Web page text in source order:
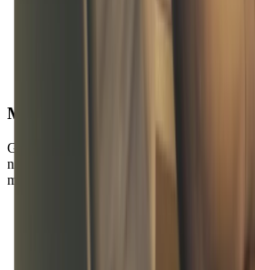
Mobilität
Genieße den Komfort und die
nutzen, ohne auf irgendein robustes Feature
müssen.